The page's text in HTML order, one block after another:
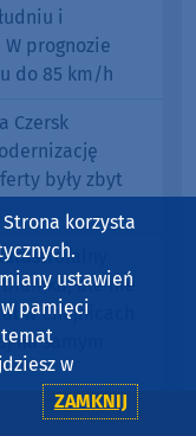
i
prognozie
do 85 km/h
Czersk
były zbyt
ale nie
w Chojnicach
na samym
zderzyły się
korzysta
ustawień
pamięci
w
ZAMKNIJ